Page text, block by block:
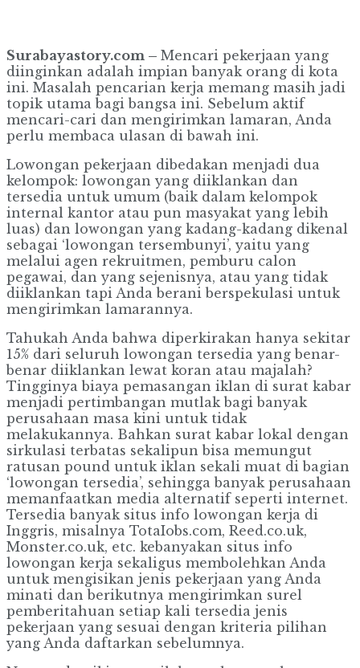
Surabayastory.com – Mencari pekerjaan yang
diinginkan adalah impian banyak orang di kota
ini. Masalah pencarian kerja memang masih jadi
topik utama bagi bangsa ini. Sebelum aktif
mencari-cari dan mengirimkan lamaran, Anda
perlu membaca ulasan di bawah ini.
Lowongan pekerjaan dibedakan menjadi dua
kelompok: lowongan yang diiklankan dan
tersedia untuk umum (baik dalam kelompok
internal kantor atau pun masyakat yang lebih
luas) dan lowongan yang kadang-kadang dikenal
sebagai ‘lowongan tersembunyi’, yaitu yang
melalui agen rekruitmen, pemburu calon
pegawai, dan yang sejenisnya, atau yang tidak
diiklankan tapi Anda berani berspekulasi untuk
mengirimkan lamarannya.
Tahukah Anda bahwa diperkirakan hanya sekitar
15% dari seluruh lowongan tersedia yang benar-
benar diiklankan lewat koran atau majalah?
Tingginya biaya pemasangan iklan di surat kabar
menjadi pertimbangan mutlak bagi banyak
perusahaan masa kini untuk tidak
melakukannya. Bahkan surat kabar lokal dengan
sirkulasi terbatas sekalipun bisa memungut
ratusan pound untuk iklan sekali muat di bagian
‘lowongan tersedia’, sehingga banyak perusahaan
memanfaatkan media alternatif seperti internet.
Tersedia banyak situs info lowongan kerja di
Inggris, misalnya TotaIobs.com, Reed.co.uk,
Monster.co.uk, etc. kebanyakan situs info
lowongan kerja sekaligus membolehkan Anda
untuk mengisikan jenis pekerjaan yang Anda
minati dan berikutnya mengirimkan surel
pemberitahuan setiap kali tersedia jenis
pekerjaan yang sesuai dengan kriteria pilihan
yang Anda daftarkan sebelumnya.